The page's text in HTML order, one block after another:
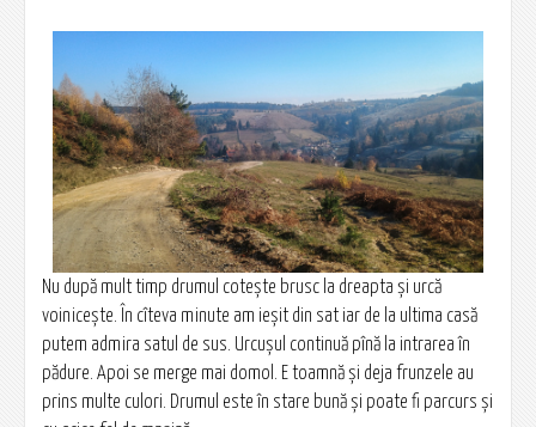
Nu după mult timp drumul cotește brusc la dreapta și urcă
voinicește. În cîteva minute am ieșit din sat iar de la ultima casă
putem admira satul de sus. Urcușul continuă pînă la intrarea în
pădure. Apoi se merge mai domol. E toamnă și deja frunzele au
prins multe culori. Drumul este în stare bună și poate fi parcurs și